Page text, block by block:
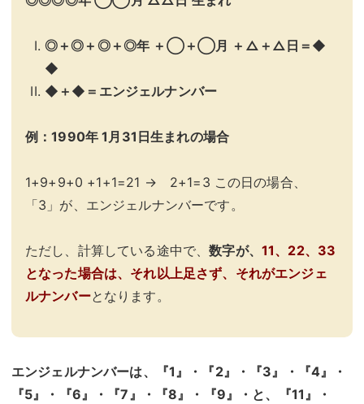
◎＋◎＋◎＋◎年 ＋◯＋◯月 ＋△＋△日＝◆
◆
◆＋◆＝エンジェルナンバー
例：1990年 1月31日生まれの場合
1+9+9+0 +1+1=21 → 2+1=3 この日の場合、
「3」が、エンジェルナンバーです。
ただし、計算している途中で、数字が、 11、22、33
となった場合は、それ以上足さず、それがエンジェ
ルナンバーとなります。
エンジェルナンバーは、『1』・『2』・『3』・『4』・
『5』・『6』・『7』・『8』・『9』・と、『11』・